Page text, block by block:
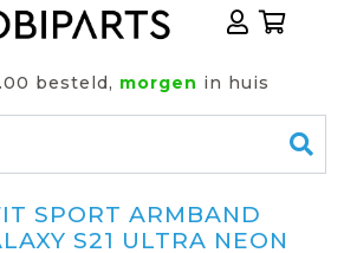
besteld, morgen in huis
SPORT ARMBAND
S21 ULTRA NEON